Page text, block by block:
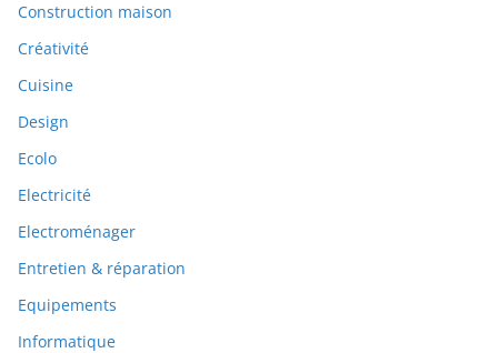
Construction maison
Créativité
Cuisine
Design
Ecolo
Electricité
Electroménager
Entretien & réparation
Equipements
Informatique